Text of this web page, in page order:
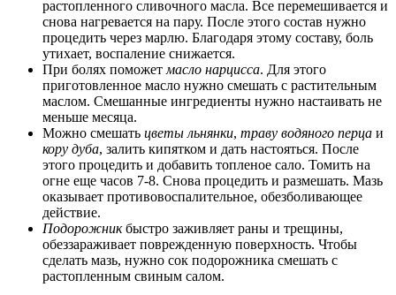
растопленного сливочного масла. Все перемешивается и
снова нагревается на пару. После этого состав нужно
процедить через марлю. Благодаря этому составу, боль
утихает, воспаление снижается.
При болях поможет масло нарцисса. Для этого
приготовленное масло нужно смешать с растительным
маслом. Смешанные ингредиенты нужно настаивать не
меньше месяца.
Можно смешать цветы льнянки, траву водяного перца и
кору дуба, залить кипятком и дать настояться. После
этого процедить и добавить топленое сало. Томить на
огне еще часов 7-8. Снова процедить и размешать. Мазь
оказывает противовоспалительное, обезболивающее
действие.
Подорожникбыстро заживляет раны и трещины,
обеззараживает поврежденную поверхность. Чтобы
сделать мазь, нужно сок подорожника смешать с
растопленным свиным салом.